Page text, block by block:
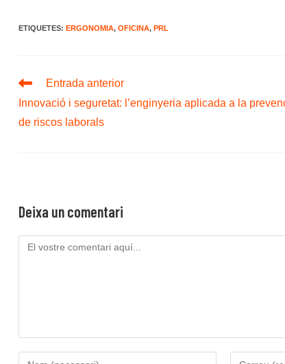
ETIQUETES: ERGONOMIA, OFICINA, PRL
Llegeix
articles
Entrada anterior
Innovació i seguretat: l’enginyeria aplicada a la
de riscos laborals
Deixa un comentari
Comenta
Introduïu Introduïu